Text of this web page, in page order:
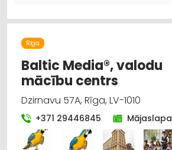
Rīga
Baltic Media®, valodu
mācību centrs
Dzirnavu 57A, Rīga, LV-1010
+371 29446845 Mājaslapa